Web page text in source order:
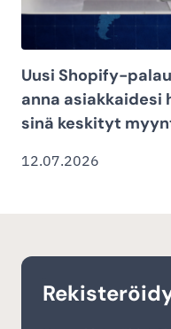
Uusi Shopify-
anna
sinä keskityt
12.07.2026